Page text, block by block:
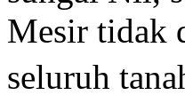
Mesir tidak
seluruh